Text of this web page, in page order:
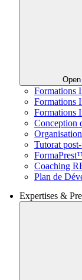
Formations
Formations
Formations
Conception
Tutorat
Coaching
Plan de
Expertises &